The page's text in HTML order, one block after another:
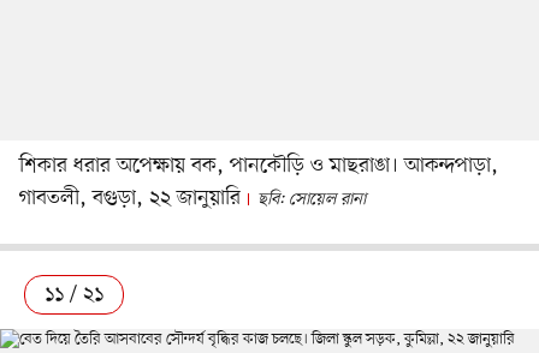
শিকার ধরার অপেক্ষায় বক, পানকৌড়ি ও মাছরাঙা। আকন্দপাড়া,
গাবতলী, বগুড়া, ২২ জানুয়ারি
ছবি: সোয়েল রানা
১১ / ২১